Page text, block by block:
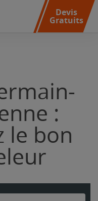
Devis
Gratuits
:
le bon